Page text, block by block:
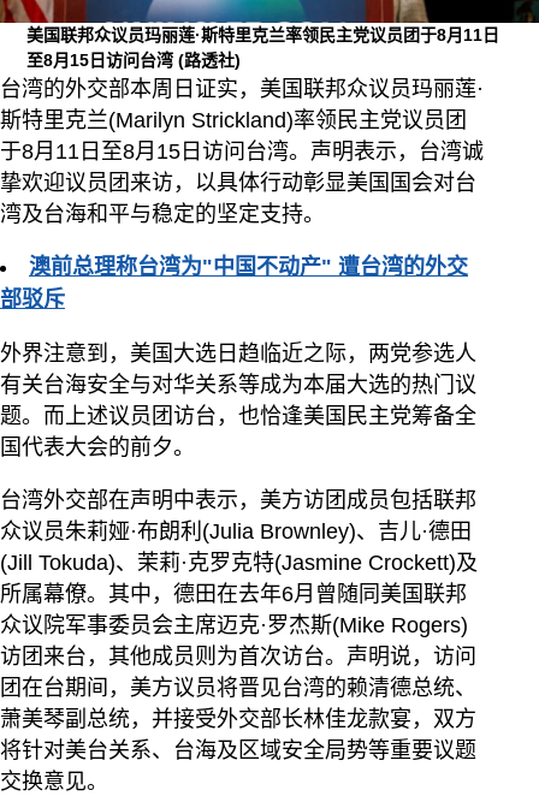
美国联邦众议员玛丽莲·斯特里克兰率领民主党议员团于8月11日
至8月15日访问台湾(路透社)
台湾的外交部本周日证实，美国联邦众议员玛丽莲·
斯特里克兰(Marilyn Strickland)率领民主党议员团
于8月11日至8月15日访问台湾。声明表示，台湾诚
挚欢迎议员团来访，以具体行动彰显美国国会对台
湾及台海和平与稳定的坚定支持。
澳前总理称台湾为"中国不动产" 遭台湾的外交
部驳斥
外界注意到，美国大选日趋临近之际，两党参选人
有关台海安全与对华关系等成为本届大选的热门议
题。而上述议员团访台，也恰逢美国民主党筹备全
国代表大会的前夕。
台湾外交部在声明中表示，美方访团成员包括联邦
众议员朱莉娅·布朗利(Julia Brownley)、吉儿·德田
(Jill Tokuda)、茉莉·克罗克特(Jasmine Crockett)及
所属幕僚。其中，德田在去年6月曾随同美国联邦
众议院军事委员会主席迈克·罗杰斯(Mike Rogers)
访团来台，其他成员则为首次访台。声明说，访问
团在台期间，美方议员将晋见台湾的赖清德总统、
萧美琴副总统，并接受外交部长林佳龙款宴，双方
将针对美台关系、台海及区域安全局势等重要议题
交换意见。